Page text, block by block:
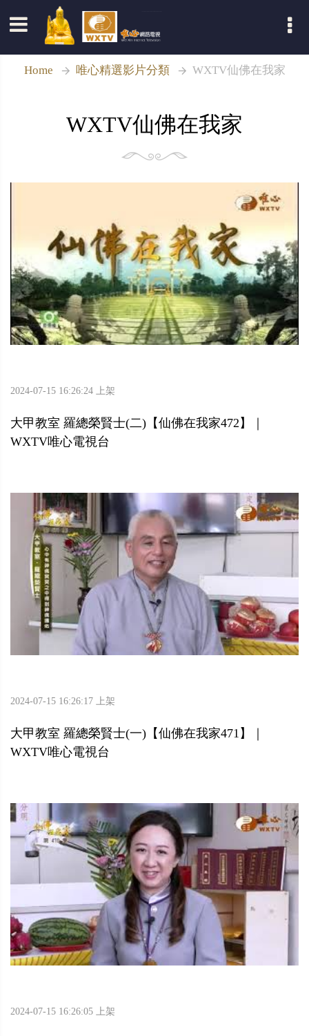
Home 唯心精選影片分類 WXTV仙佛在我家
WXTV仙佛在我家
2024-07-15 16:26:24 上架
大甲教室 羅總榮賢士(二)【仙佛在我家472】｜
WXTV唯心電視台
2024-07-15 16:26:17 上架
大甲教室 羅總榮賢士(一)【仙佛在我家471】｜
WXTV唯心電視台
2024-07-15 16:26:05 上架